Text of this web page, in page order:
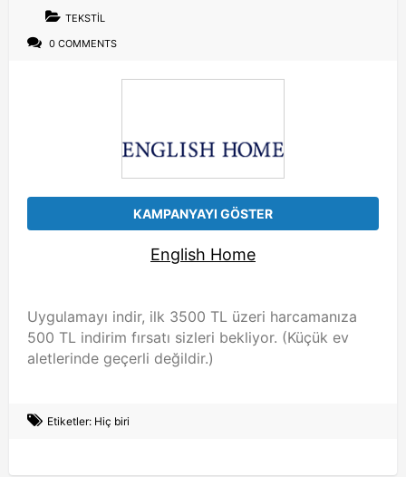
TEKSTIL
0 COMMENTS
KAMPANYAYI GÖSTER
English Home
Uygulamayı indir, ilk 3500 TL üzeri harcamanıza
500 TL indirim fırsatı sizleri bekliyor. (Küçük ev
aletlerinde geçerli değildir.)
Etiketler: Hiç biri